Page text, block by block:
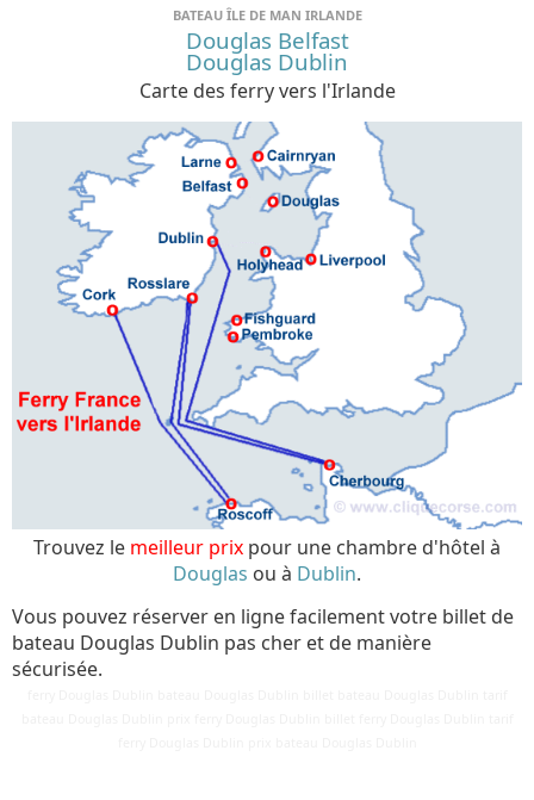
BATEAU ÎLE DE MAN IRLANDE
Douglas Belfast
Douglas Dublin
Carte des ferry vers l'Irlande
Trouvez le meilleur prix pour une chambre d'hôtel à
Douglas ou à Dublin.
Vous pouvez réserver en ligne facilement votre billet de
bateau Douglas Dublin pas cher et de manière
sécurisée.